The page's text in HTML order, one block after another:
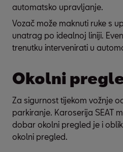
automatsko upravljanje.
Vozač može maknuti ruke s
unatrag po idealnoj liniji.
Okolni
Za sigurnost tijekom vožnje
parkiranje. Karoserija SEAT
dobar okolni pregled je i
okolni pregled.